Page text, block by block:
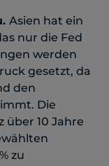
Asien hat ein
nur die Fed
werden
gesetzt, da
den
Die
10 Jahre
zu